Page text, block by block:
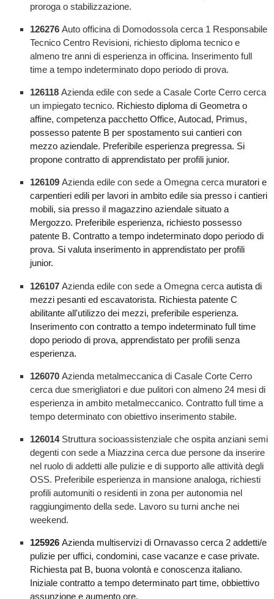
proroga o stabilizzazione.
126276 Auto officina di Domodossola cerca 1 Responsabile
Tecnico Centro Revisioni, richiesto diploma tecnico e
almeno tre anni di esperienza in officina. Inserimento full
time a tempo indeterminato dopo periodo di prova.
126118 Azienda edile con sede a Casale Corte Cerro cerca
un impiegato tecnico. Richiesto diploma di Geometra o
affine, competenza pacchetto Office, Autocad, Primus,
possesso patente B per spostamento sui cantieri con
mezzo aziendale. Preferibile esperienza pregressa. Si
propone contratto di apprendistato per profili junior.
126109 Azienda edile con sede a Omegna cercamuratori e
carpentieri edili per lavori in ambito edile sia presso i cantieri
mobili, sia presso il magazzino aziendale situato a
Mergozzo. Preferibile esperienza, richiesto possesso
patente B. Contratto a tempo indeterminato dopo periodo di
prova. Si valuta inserimento in apprendistato per profili
junior.
126107 Azienda edile con sede a Omegna cerca autista di
mezzi pesanti ed escavatorista. Richiesta patente C
abilitante all'utilizzo dei mezzi, preferibile esperienza.
Inserimento con contratto a tempo indeterminato full time
dopo periodo di prova, apprendistato per profili senza
esperienza.
126070 Azienda metalmeccanica di Casale Corte Cerro
cerca due smerigliatori e due pulitori con almeno 24 mesi di
esperienza in ambito metalmeccanico. Contratto full time a
tempo determinato con obiettivo inserimento stabile.
126014Struttura socioassistenziale che ospita anziani semi
degenti con sede a Miazzina cerca due persone da inserire
nel ruolo di addetti alle pulizie e di supporto alle attività degli
OSS. Preferibile esperienza in mansione analoga, richiesti
profili automuniti o residenti in zona per autonomia nel
raggiungimento della sede. Lavoro su turni anche nei
weekend.
125926 Azienda multiservizi di Ornavasso cerca 2 addetti/e
pulizie per uffici, condomini, case vacanze e case private.
Richiesta pat B, buona volontà e conoscenza italiano.
Iniziale contratto a tempo determinato part time, obbiettivo
assunzione e aumento ore.